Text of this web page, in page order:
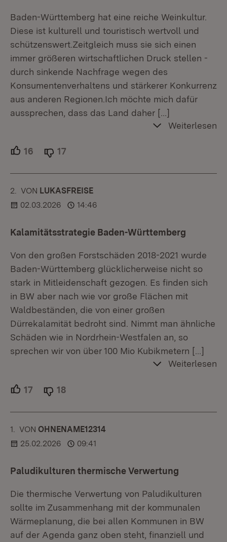
Baden-Württemberg hat eine reiche Weinkultur.
Diese ist kulturell und touristisch wertvoll und
schützenswert.Zeitgleich muss sie sich einen
immer größeren wirtschaftlichen Druck stellen -
durch sinkende Nachfrage wegen des
Konsumentenverhaltens und stärkerer Konkurrenz
aus anderen Regionen.Ich möchte mich dafür
aussprechen, dass das Land daher […]
Weiterlesen
16 Unterstützer.
17
2. KOMMENTAR
VON :LUKASFREISE
02.03.2026
14:46
Kalamitätsstrategie Baden-Württemberg
Von den großen Forstschäden 2018-2021 wurde
Baden-Württemberg glücklicherweise nicht so
stark in Mitleidenschaft gezogen. Es finden sich
in BW aber nach wie vor große Flächen mit
Waldbeständen, die von einer großen
Dürrekalamität bedroht sind. Nimmt man ähnliche
Schäden wie in Nordrhein-Westfalen an, so
sprechen wir von über 100 Mio Kubikmetern […]
Weiterlesen
17 Unterstützer.
18
1. KOMMENTAR
VON :OHNENAME12314
25.02.2026
09:41
Paludikulturen thermische Verwertung
Die thermische Verwertung von Paludikulturen
sollte im Zusammenhang mit der kommunalen
Wärmeplanung, die bei allen Kommunen in BW
auf der Agenda ganz oben steht, finanziell und